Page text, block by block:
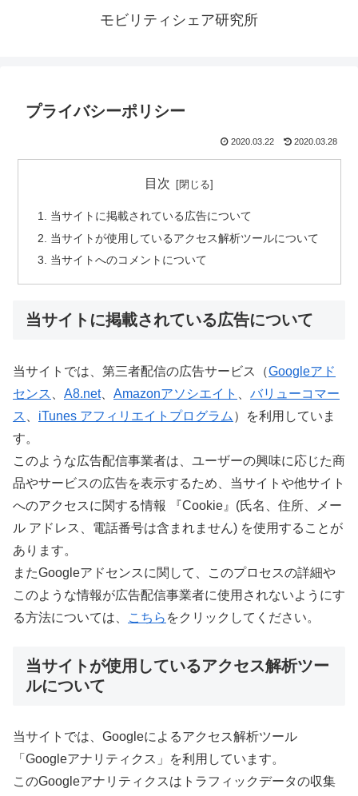
モビリティシェア研究所
プライバシーポリシー
2020.03.22 2020.03.28
目次
当サイトに掲載されている広告について
当サイトが使用しているアクセス解析ツールについて
当サイトへのコメントについて
当サイトに掲載されている広告について
当サイトでは、第三者配信の広告サービス（Googleアド
センス
A8.net、 Amazonアソシエイト
バリューコマー
ス
iTunes アフィリエイトプログラム ）を利用していま
す。
このような広告配信事業者は、ユーザーの興味に応じた商
品やサービスの広告を表示するため、当サイトや他サイト
へのアクセスに関する情報 『Cookie』(氏名、住所、メー
ル アドレス、電話番号は含まれません) を使用することが
あります。
またGoogleアドセンスに関して、このプロセスの詳細や
このような情報が広告配信事業者に使用されないようにす
る方法については、
こちら をクリックしてください。
当サイトが使用しているアクセス解析ツー
ルについて
当サイトでは、Googleによるアクセス解析ツール
「Googleアナリティクス」を利用しています。
このGoogleアナリティクスはトラフィックデータの収集